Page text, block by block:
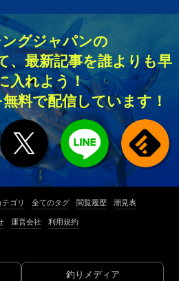
グジャパンの
、最新記事を誰よりも早
入れよう！
料で配信しています！
ゴリ 全てのタグ 閲覧履歴 潮見表
運営会社 利用規約
釣りメディア